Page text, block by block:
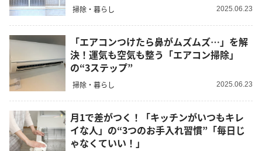
掃除・暮らし 2025.06.23
「エアコンつけたら鼻がムズムズ…」を解
決！運気も空気も整う「エアコン掃除」
の“3ステップ”
掃除・暮らし 2025.06.23
月1で差がつく！「キッチンがいつもキレ
イな人」の“3つのお手入れ習慣”「毎日じ
ゃなくていい！」